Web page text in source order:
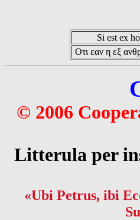
Si est ex
Οτι εαν η εξ
© 2006
Litterula per
«Ubi Petrus, ibi